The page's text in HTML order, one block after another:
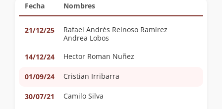
Fecha Nombres
21/12/25
Rafael Andrés Reinoso Ramírez
Andrea Lobos
14/12/24
Hector Roman Nuñez
01/09/24 Cristian Irribarra
30/07/21 Camilo Silva